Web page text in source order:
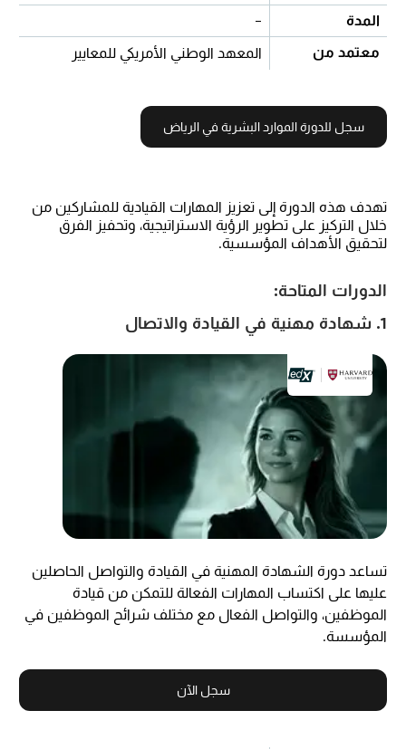
المدة
-
معتمد من
المعهد الوطني الأمريكي للمعايير
سجل للدورة الموارد البشرية في الرياض
تهدف هذه الدورة إلى تعزيز المهارات القيادية للمشاركين من
خلال التركيز على تطوير الرؤية الاستراتيجية، وتحفيز الفرق
لتحقيق الأهداف المؤسسية.
الدورات المتاحة:
1. شهادة مهنية في القيادة والاتصال
تساعد دورة الشهادة المهنية في القيادة والتواصل الحاصلين
عليها على اكتساب المهارات الفعالة للتمكن من قيادة
الموظفين، والتواصل الفعال مع مختلف شرائح الموظفين في
المؤسسة.
سجل الآن